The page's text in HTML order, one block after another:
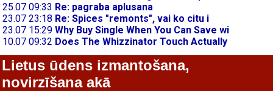
Lietus ūdens izmantošana,
novirzīšana akā